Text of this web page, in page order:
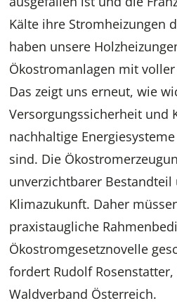
Kälte ihre Stromheizungen
haben unsere
Ökostromanlagen mit
Das zeigt uns erneut, wie
Versorgungssicherheit und
nachhaltige
sind. Die
unverzichtbarer Bestandteil
Klimazukunft. Daher
praxistaugliche
Ökostromgesetznovelle
fordert Rudolf
Waldverband Österreich.